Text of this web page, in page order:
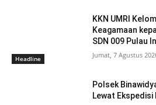
Headline
KKN UMRI
Keagamaan
SDN 009 Pulau
Jumat, 7 Agustus
Polsek
Lewat